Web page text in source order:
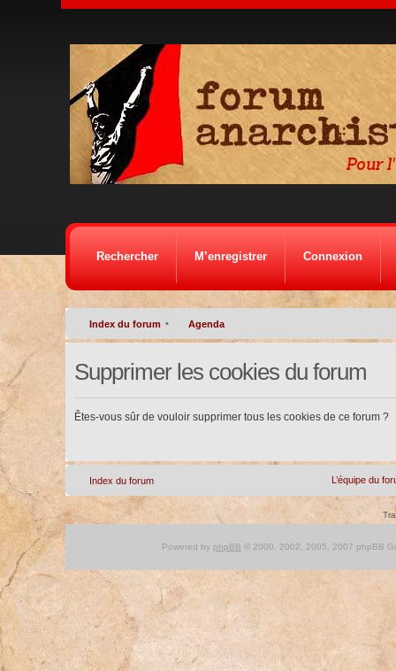
Rechercher M’enregistrer Connexion
Index du forum • Agenda
Supprimer les cookies du forum
Êtes-vous sûr de vouloir supprimer tous les cookies de ce forum ?
Index du forum L’équipe du
Powered by phpBB © 2000, 2002, 2005, 2007 phpBB